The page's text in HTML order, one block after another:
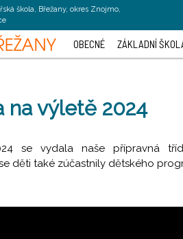
škola, Břežany, okres Znojmo,
OBECNÉ ZÁKLADNÍ
na výletě 2024
se vydala naše přípravná
děti také zúčastnily dětského